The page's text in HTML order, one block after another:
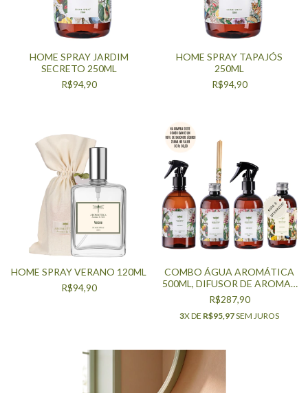
HOME SPRAY JARDIM
SECRETO 250ML
R$94,90
HOME SPRAY TAPAJÓS
250ML
R$94,90
HOME SPRAY VERANO 120ML
R$94,90
COMBO ÁGUA AROMÁTICA
500ML, DIFUSOR DE AROMAS
REFIL 250ML, HOME SPRAY
250ML, SABONETE LÍQUIDO
250ML - JARDIM SECRETO
R$287,90
3X DE R$95,97SEM JUROS